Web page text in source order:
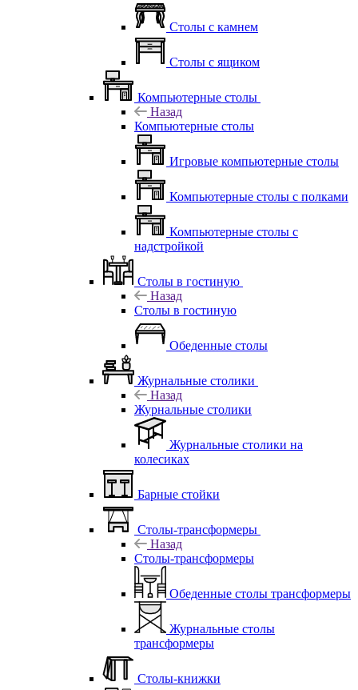
Столы с камнем
Столы с ящиком
Компьютерные столы
Назад
Компьютерные столы
Игровые компьютерные столы
Компьютерные столы с полками
Компьютерные столы с
надстройкой
Столы в гостиную
Назад
Столы в гостиную
Обеденные столы
Журнальные столики
Назад
Журнальные столики
Журнальные столики на
колесиках
Барные стойки
Столы-трансформеры
Назад
Столы-трансформеры
Обеденные столы трансформеры
Журнальные столы
трансформеры
Столы-книжки